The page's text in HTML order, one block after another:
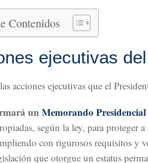
Contenidos
ejecutivas
acciones ejecutivas que el
un Memorando
según la ley, para proteger
con rigurosos requisitos y
que otorgue un estatus